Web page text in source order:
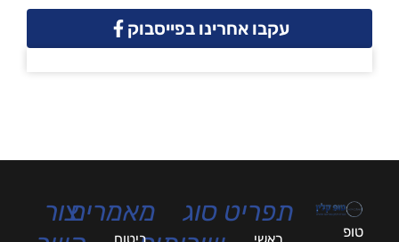
עקבו אחרינו בפייסבוק
טופ
תפריט סוג
מאמריםצור